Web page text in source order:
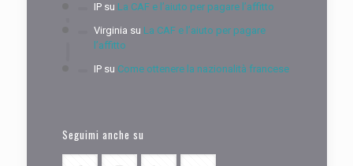
IPsu La CAF e l’aiuto per pagare l’affitto
Virginia su La CAF e l’aiuto per pagare
l’affitto
IPsu Come ottenere la nazionalità francese
Seguimi anche su